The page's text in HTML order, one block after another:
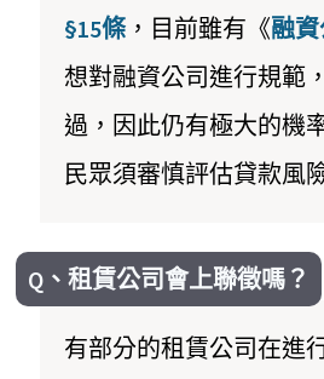
§15條 ，目前雖有《融
想對融資公司進行規範
過，因此仍有極大的機
民眾須審慎評估貸款風
Q、租賃公司會上聯徵嗎？
有部分的租賃公司在進